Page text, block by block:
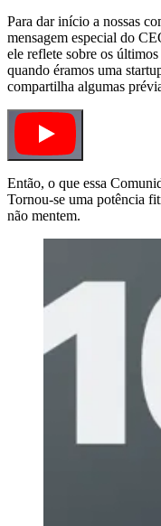
Para dar início a nossas
mensagem especial do
ele reflete sobre os
quando éramos uma
compartilha algumas
Então, o que essa
Tornou-se uma potência
não mentem.